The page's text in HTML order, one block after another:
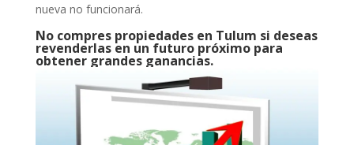
nueva no funcionará.
No compres propiedades en Tulum si deseas
revenderlas en un futuro próximo para
obtener grandes ganancias.